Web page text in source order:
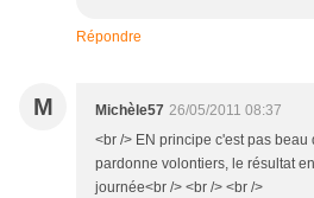
Répondre
M Michèle57 26/05/2011 08:37
<br /> EN principe c'est pas beau
pardonne volontiers, le résultat
journée<br /> <br /> <br />